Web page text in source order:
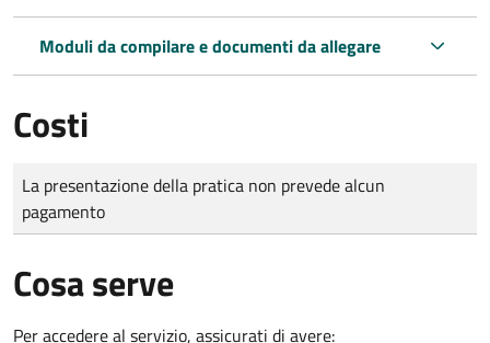
Moduli da compilare e documenti da allegare
Costi
Tipo di pagamento
Importo
La presentazione della pratica non prevede alcun
pagamento
Cosa serve
Per accedere al servizio, assicurati di avere: